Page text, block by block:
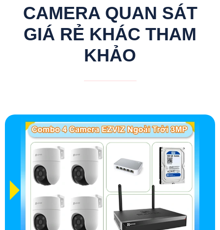
CAMERA QUAN SÁT
GIÁ RẺ KHÁC THAM
KHẢO